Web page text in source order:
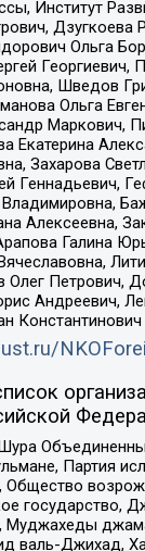
Институт
Ольга
Шведов
Ольга
Маркович,
Екатерина
Захарова
Геннадьевич,
Алексеевна,
Галина
Олег Петрович,
Андреевич,
Константинович
Партия
государство,
Муджахеды
валь-Джихад,